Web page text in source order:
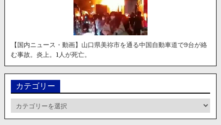
【国内ニュース・動画】山口県美祢市を通る中国自動車道で9台が絡
む事故。炎上。1人が死亡。
カテゴリー
テ